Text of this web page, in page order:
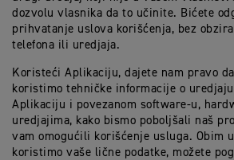
dozvolu vlasnika da to učinite. Bićete
prihvatanje uslova korišćenja, bez
telefona ili uredjaja.
Koristeći Aplikaciju, dajete nam pravo
koristimo tehničke informacije o
Aplikaciju i povezanom software-u,
uredjajima, kako bismo poboljšali naš
vam omogućili korišćenje usluga. Obim
koristimo vaše lične podatke, možete